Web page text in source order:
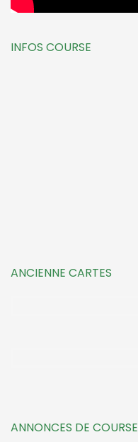
INFOS COURSE
ANCIENNE CARTES
ANNONCES DE COURSE